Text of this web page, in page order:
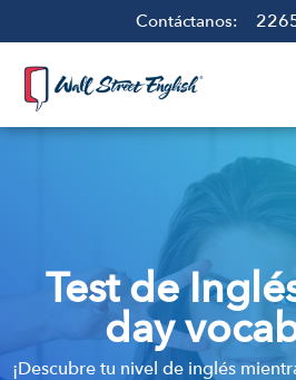
Contáctanos:
Test de
day
¡Descubre tu nivel de inglés